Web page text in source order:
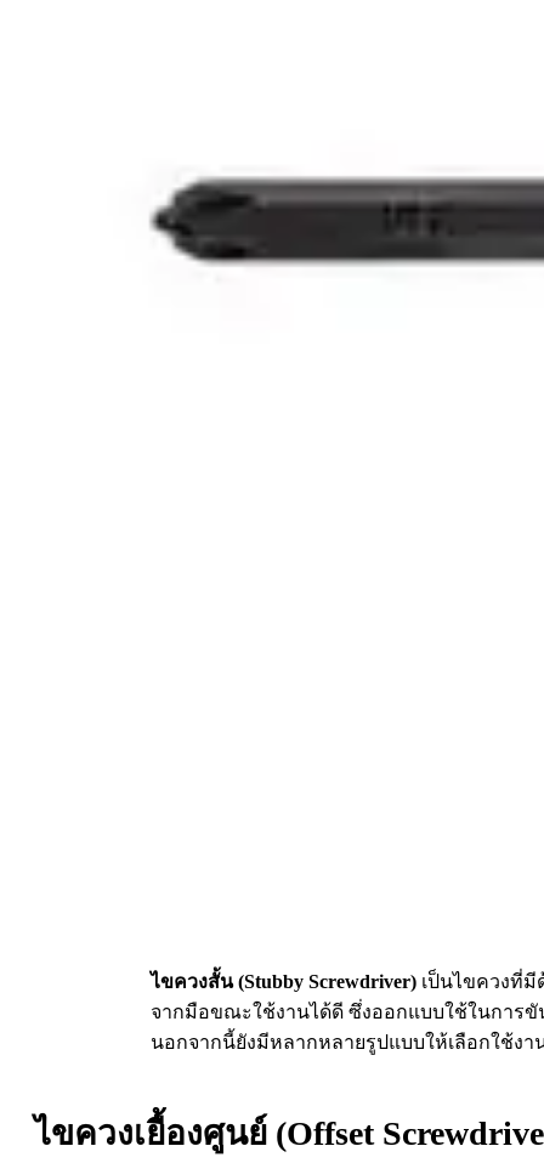
ไขควงสั้น (Stubby Screwdriver) เป็นไขควงที่
จากมือขณะใช้งานได้ดี ซึ่งออกแบบใช้ในการขั
นอกจากนี้ยังมีหลากหลายรูปแบบให้เลือกใช้ง
ไขควงเยื้องศูนย์ (Offset